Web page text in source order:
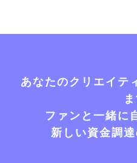
あなたのクリエイテ
ファンと一緒に
新しい資金調